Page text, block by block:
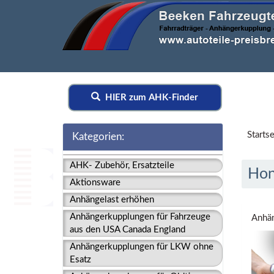
HIER zum AHK-Finder
Kategorien:
AHK- Zubehör, Ersatzteile
Aktionsware
Anhängelast erhöhen
Anhängerkupplungen für Fahrzeuge
aus den USA Canada England
Anhängerkupplungen für LKW ohne
Esatz